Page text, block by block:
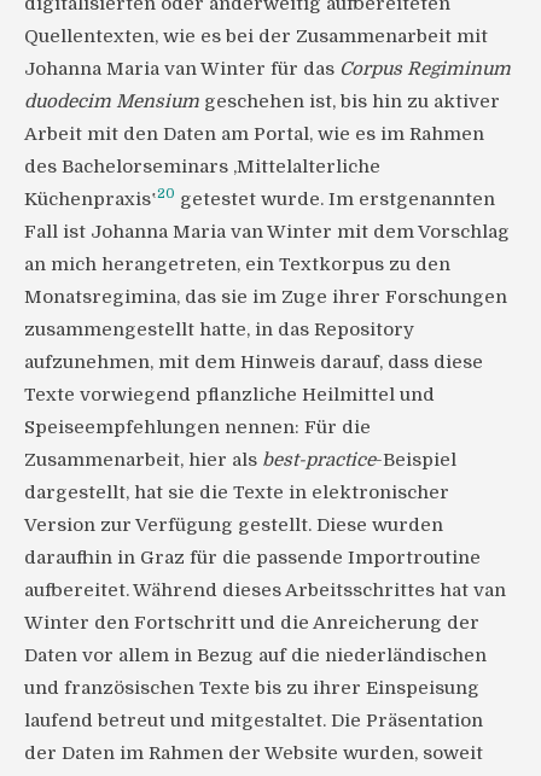
Quellentexten, wie es bei der Zusammenarbeit mit
Johanna Maria van Winter für das Corpus Regiminum
duodecim Mensium geschehen ist, bis hin zu aktiver
Arbeit mit den Daten am Portal, wie es im Rahmen
des Bachelorseminars ‚Mittelalterliche
Küchenpraxis‛20 getestet wurde. Im erstgenannten
Fall ist Johanna Maria van Winter mit dem Vorschlag
an mich herangetreten, ein Textkorpus zu den
Monatsregimina, das sie im Zuge ihrer Forschungen
zusammengestellt hatte, in das Repository
aufzunehmen, mit dem Hinweis darauf, dass diese
Texte vorwiegend pflanzliche Heilmittel und
Speiseempfehlungen nennen: Für die
Zusammenarbeit, hier als best-practice-Beispiel
dargestellt, hat sie die Texte in elektronischer
Version zur Verfügung gestellt. Diese wurden
daraufhin in Graz für die passende Importroutine
aufbereitet. Während dieses Arbeitsschrittes hat van
Winter den Fortschritt und die Anreicherung der
Daten vor allem in Bezug auf die niederländischen
und französischen Texte bis zu ihrer Einspeisung
laufend betreut und mitgestaltet. Die Präsentation
der Daten im Rahmen der Website wurden, soweit